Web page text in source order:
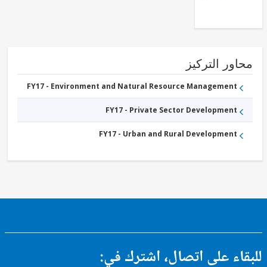
Extractivesالتركيز
FY17 - Environment and Natural Resource Management
FY17 - Private Sector Development
FY17 - Urban and Rural Development
على اتصال، اشترك في: